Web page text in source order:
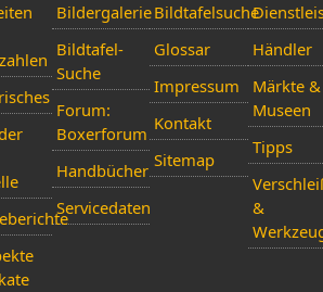
Bildergalerie
Bildtafel-
Suche
Forum:
Boxerforum
Handbücher
Servicedaten
Bildtafelsuche
Glossar
Impressum
Kontakt
Sitemap
Händler
Märkte &
Museen
Tipps
&